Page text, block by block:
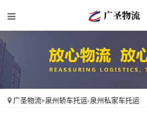
广圣物流»泉州轿车托运-泉州私家车托运